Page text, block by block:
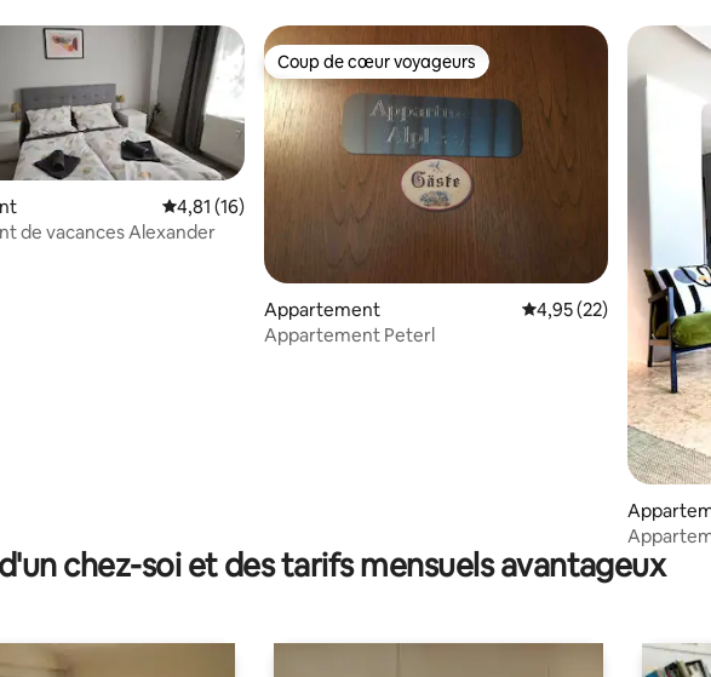
la base de 7 commentaires : 5 sur 5
Évaluation moyenne sur la base de 16 commentaires : 4,81 sur 5
4,81 (16)
de vacances Alexander
Coup de cœur voyageurs
Coup de cœur voyageurs
Appartement Évaluation moyenne
4,95 (22)
Appartement Peterl
chez-soi et des tarifs mensuels avantageux